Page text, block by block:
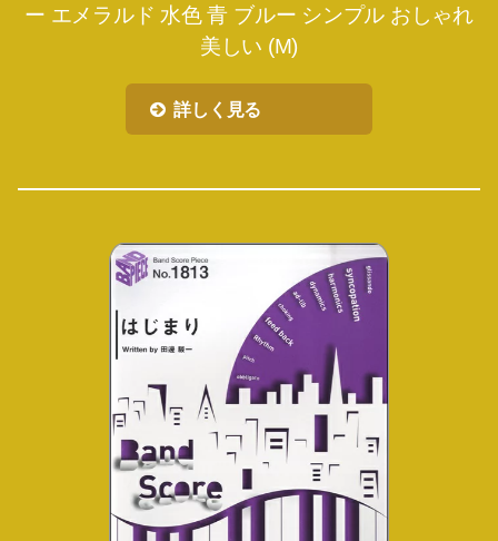
ー エメラルド 水色 青 ブルー シンプル おしゃれ
美しい (M)
詳しく見る